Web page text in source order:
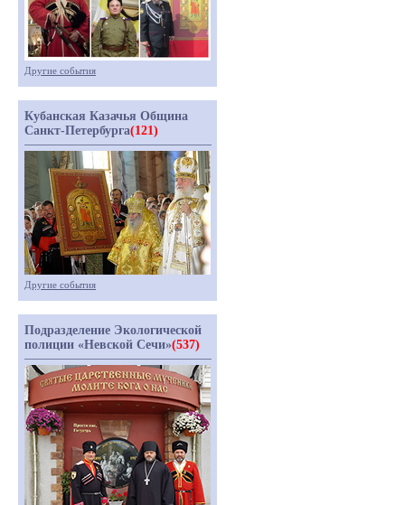
Другие события
Кубанская Казачья Община
Санкт-Петербурга(121)
Другие события
Подразделение Экологической
полиции «Невской Сечи»(537)